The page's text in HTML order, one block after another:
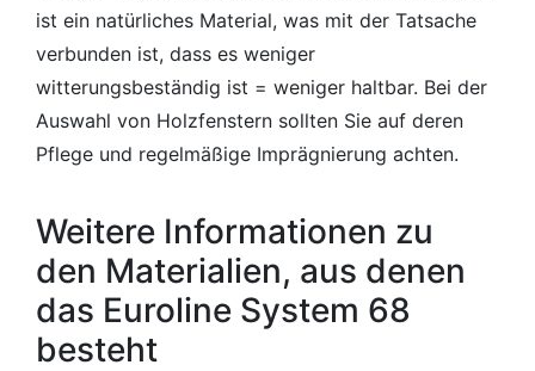
ist ein natürliches Material, was mit der Tatsache
verbunden ist, dass es weniger
witterungsbeständig ist = weniger haltbar. Bei der
Auswahl von Holzfenstern sollten Sie auf deren
Pflege und regelmäßige Imprägnierung achten.
Weitere Informationen zu
den Materialien, aus denen
das Euroline System 68
besteht